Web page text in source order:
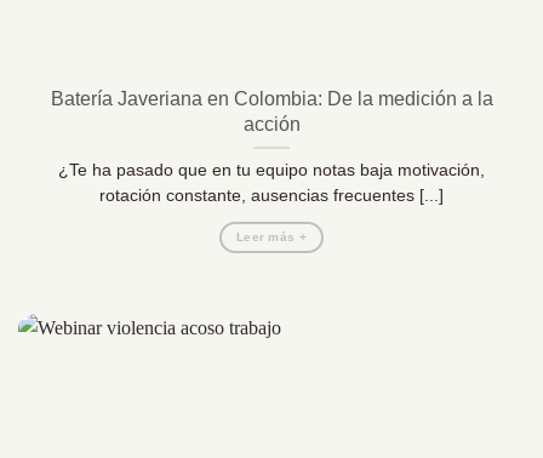
Batería Javeriana en Colombia: De la medición a la
acción
¿Te ha pasado que en tu equipo notas baja motivación,
rotación constante, ausencias frecuentes [...]
Leer más +